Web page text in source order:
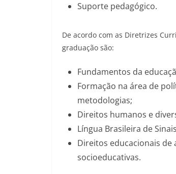
Suporte pedagógico.
De acordo com as Diretrizes
graduação são:
Fundamentos da
Formação na área de
metodologias;
Direitos humanos e
Língua Brasileira de
Direitos educacionais
socioeducativas.